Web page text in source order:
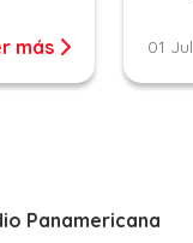
más 01
Panamericana